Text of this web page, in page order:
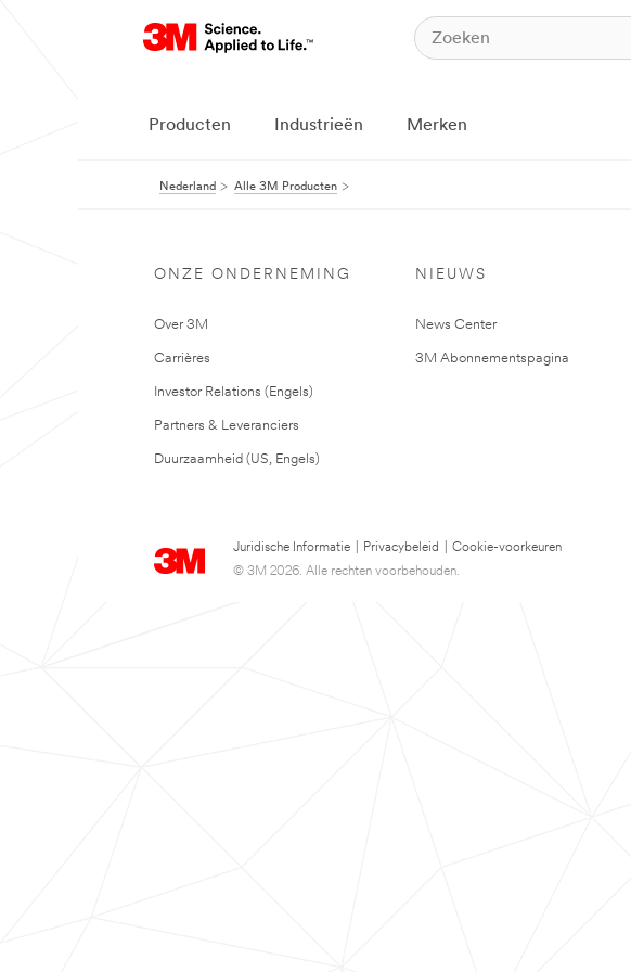
Producten Industrieën Merken
Nederland Alle 3M Producten
ONZE ONDERNEMING
Over 3M
Carrières
Investor Relations (Engels)
Partners & Leveranciers
Duurzaamheid (US, Engels)
NIEUWS
News Center
3M Abonnementspagina
Juridische Informatie Privacybeleid
Cookie-voorkeuren
© 3M 2026. Alle rechten voorbehouden.